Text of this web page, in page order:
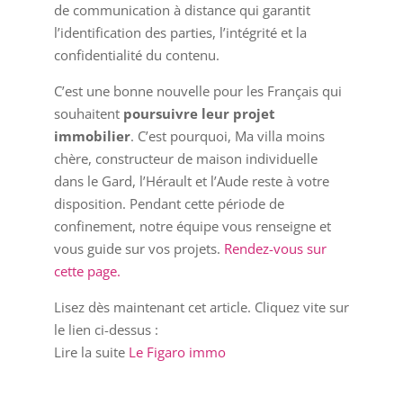
de communication à distance qui garantit
l’identification des parties, l’intégrité et la
confidentialité du contenu.
C’est une bonne nouvelle pour les Français qui
souhaitentpoursuivre leur projet
immobilier. C’est pourquoi, Ma villa moins
chère, constructeur de maison individuelle
dans le Gard, l’Hérault et l’Aude reste à votre
disposition. Pendant cette période de
confinement, notre équipe vous renseigne et
vous guide sur vos projets. Rendez-vous sur
cette page.
Lisez dès maintenant cet article. Cliquez vite sur
le lien ci-dessus :
Lire la suite Le Figaro immo